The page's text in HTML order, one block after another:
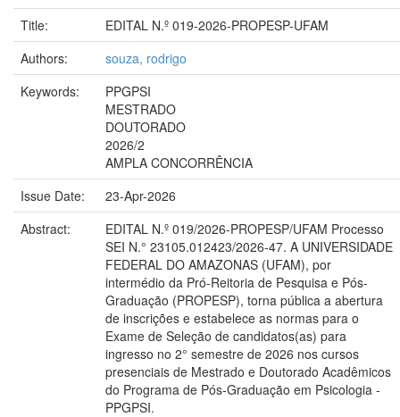
Title:
EDITAL N.º 019-2026-PROPESP-UFAM
Authors:
souza, rodrigo
Keywords:
PPGPSI
MESTRADO
DOUTORADO
2026/2
AMPLA CONCORRÊNCIA
Issue Date:
23-Apr-2026
Abstract:
EDITAL N.º 019/2026-PROPESP/UFAM Processo
SEI N.° 23105.012423/2026-47. A UNIVERSIDADE
FEDERAL DO AMAZONAS (UFAM), por
intermédio da Pró-Reitoria de Pesquisa e Pós-
Graduação (PROPESP), torna pública a abertura
de inscrições e estabelece as normas para o
Exame de Seleção de candidatos(as) para
ingresso no 2° semestre de 2026 nos cursos
presenciais de Mestrado e Doutorado Acadêmicos
do Programa de Pós-Graduação em Psicologia -
PPGPSI.